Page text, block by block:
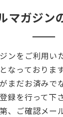
マガジン
ンをご利用い
なっております
まだお済みで
録を行って下
、ご確認メー